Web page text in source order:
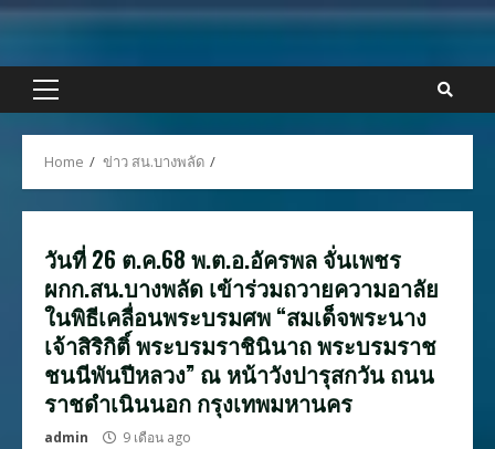
Skip
content
Primary
Home ข่าว สน.บางพลัด
วันที่ 26 ต.ค.68 พ.ต.อ.อัครพล จั่นเพชร
ผกก.สน.บางพลัด เข้าร่วมถวายความอาลัย
ในพิธีเคลื่อนพระบรมศพ “สมเด็จพระนาง
เจ้าสิริกิติ์ พระบรมราชินินาถ พระบรมราช
ชนนีพันปีหลวง” ณ หน้าวังปารุสกวัน ถนน
ราชดำเนินนอก กรุงเทพมหานคร
admin 9 เดือน ago